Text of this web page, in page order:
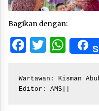
Bagikan dengan:
Wartawan: Kisman
Editor: AMS||